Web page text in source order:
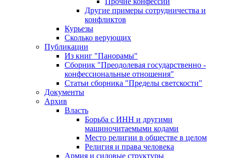
Другие примеры сотрудничества и
конфликтов
Курьезы
Сколько верующих
Публикации
Из книг "Панорамы"
Сборник "Преодолевая государственно -
конфессиональные отношения"
Статьи сборника "Пределы светскости"
Документы
Архив
Власть
Борьба с ИНН и другими
машиночитаемыми кодами
Место религии в обществе в целом
Религия и права человека
Армия и силовые структуры